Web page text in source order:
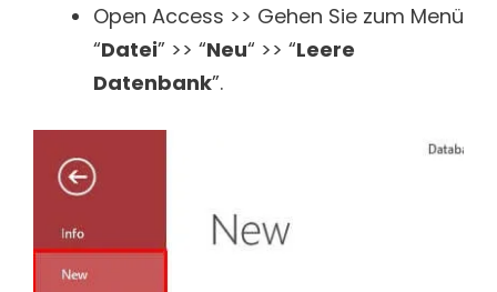
Open Access >> Gehen Sie zum Menü
“Datei” >> “Neu“ >> “Leere
Datenbank”.